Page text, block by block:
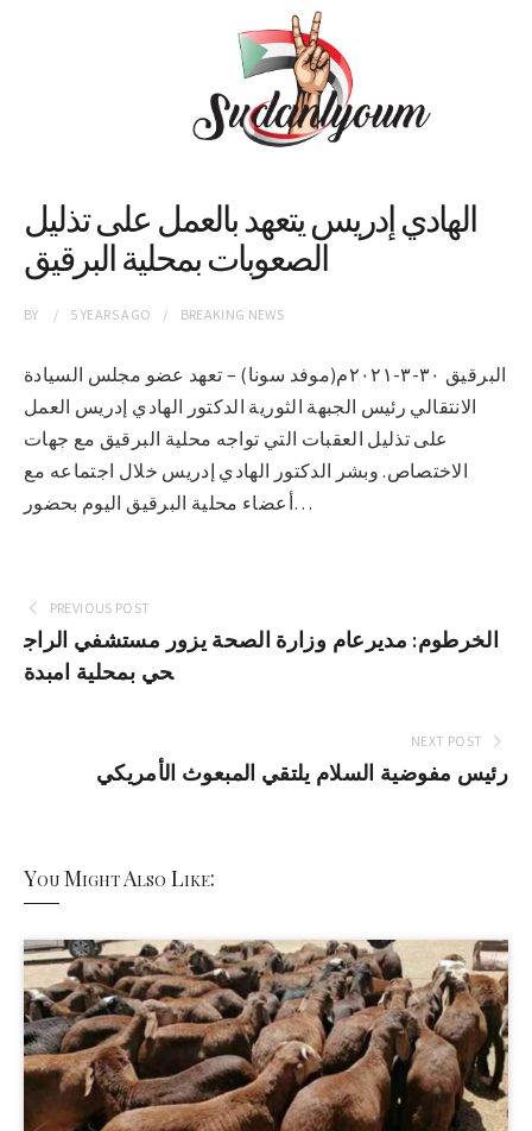
الهادي إدريس يتعهد بالعمل على تذليل
الصعوبات بمحلية البرقيق
BY 5 YEARSAGO BREAKING NEWS
البرقيق ٣٠-٣-٢٠٢١م(موفد سونا) – تعهد عضو مجلس السيادة
الانتقالي رئيس الجبهة الثورية الدكتور الهادي إدريس العمل
على تذليل العقبات التي تواجه محلية البرقيق مع جهات
الاختصاص. وبشر الدكتور الهادي إدريس خلال اجتماعه مع
أعضاء محلية البرقيق اليوم بحضور…
PREVIOUS POST
الخرطوم: مديرعام وزارة الصحة يزور مستشفي الراج
حي بمحلية امبدة
NEXT POST
رئيس مفوضية السلام يلتقي المبعوث الأمريكي
You Might Also Like: